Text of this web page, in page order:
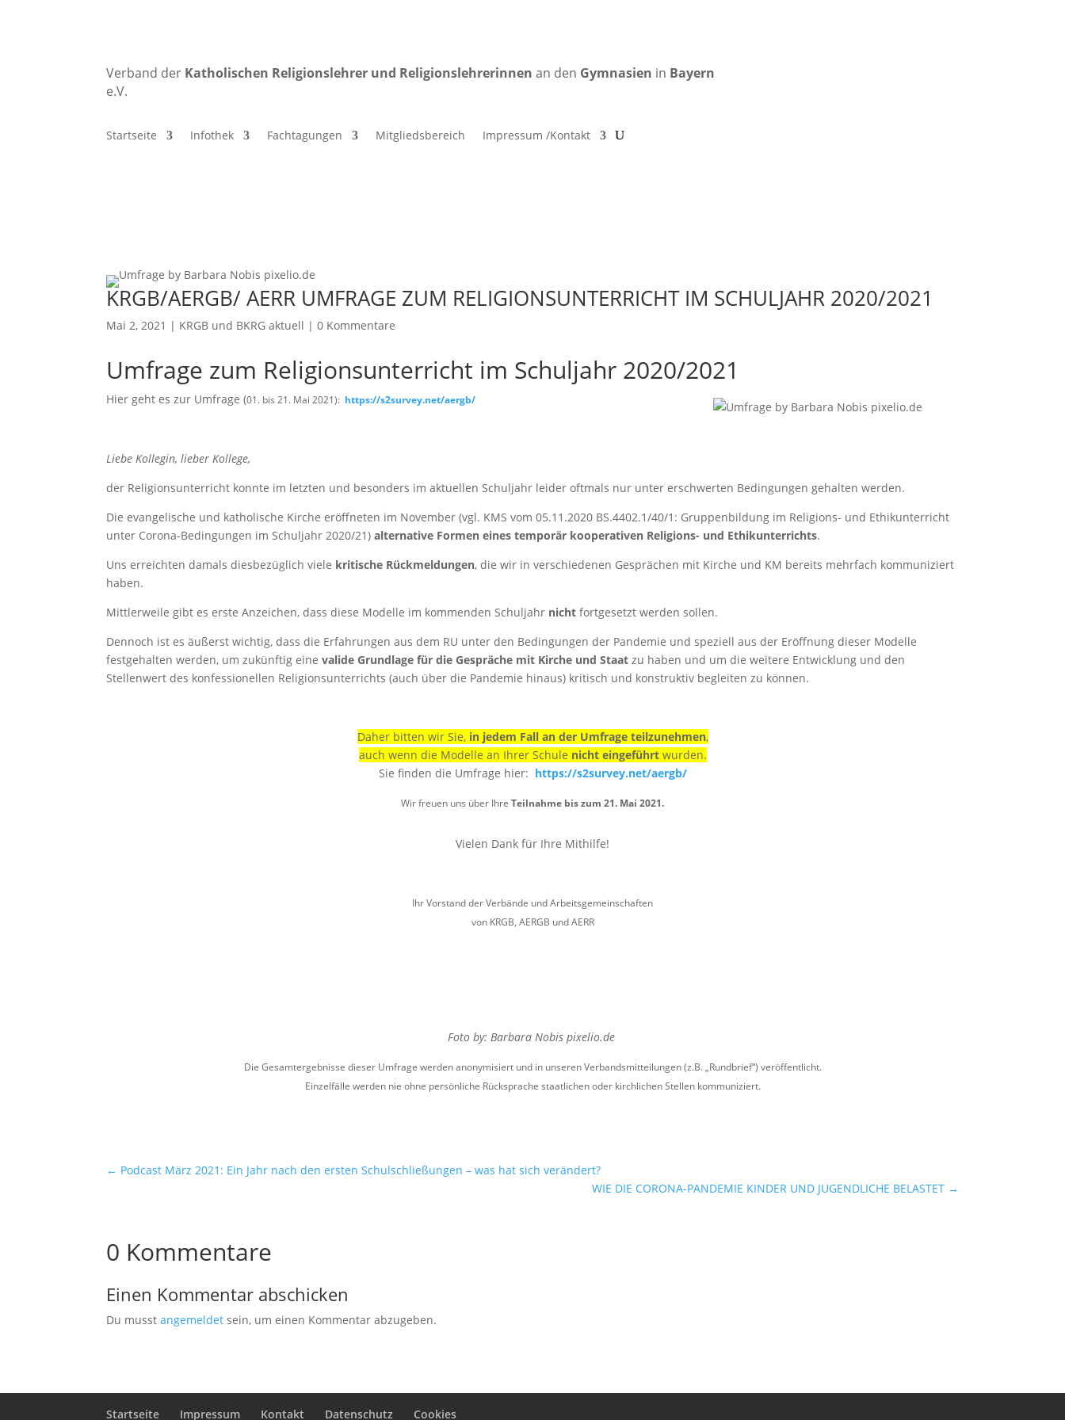
Verband der Katholischen Religionslehrer und Religionslehrerinnenan den Gymnasien in Bayern
e.V.
Startseite Infothek Fachtagungen Mitgliedsbereich Impressum /Kontakt
KRGB/AERGB/ AERR UMFRAGE ZUM RELIGIONSUNTERRICHT IM SCHULJAHR 2020/2021
Mai 2, 2021 | KRGB und BKRG aktuell |0 Kommentare
Umfrage zum Religionsunterricht im Schuljahr 2020/2021
Hier geht es zur Umfrage (01. bis 21. Mai 2021): https://s2survey.net/aergb/
Liebe Kollegin, lieber Kollege,
der Religionsunterricht konnte im letzten und besonders im aktuellen Schuljahr leider oftmals nur unter erschwerten Bedingungen gehalten werden.
Die evangelische und katholische Kirche eröffneten im November (vgl. KMS vom 05.11.2020 BS.4402.1/40/1: Gruppenbildung im Religions- und Ethikunterricht
unter Corona-Bedingungen im Schuljahr 2020/21)alternative Formen eines temporär kooperativen Religions- und Ethikunterrichts.
Uns erreichten damals diesbezüglich viele kritische Rückmeldungen, die wir in verschiedenen Gesprächen mit Kirche und KM bereits mehrfach kommuniziert
haben.
Mittlerweile gibt es erste Anzeichen, dass diese Modelle im kommenden Schuljahr nicht fortgesetzt werden sollen.
Dennoch ist es äußerst wichtig, dass die Erfahrungen aus dem RU unter den Bedingungen der Pandemie und speziell aus der Eröffnung dieser Modelle
festgehalten werden, um zukünftig einevalide Grundlage für die Gespräche mit Kirche und Staat zu haben und um die weitere Entwicklung und den
Stellenwert des konfessionellen Religionsunterrichts (auch über die Pandemie hinaus) kritisch und konstruktiv begleiten zu können.
Daher bitten wir Sie, in jedem Fall an der Umfrage teilzunehmen,
auch wenn die Modelle an Ihrer Schule nicht eingeführtwurden.
Sie finden die Umfrage hier: https://s2survey.net/aergb/
Wir freuen uns über Ihre Teilnahme bis zum 21. Mai 2021.
Vielen Dank für Ihre Mithilfe!
Ihr Vorstand der Verbände und Arbeitsgemeinschaften
von KRGB, AERGB und AERR
Foto by: Barbara Nobis pixelio.de
Die Gesamtergebnisse dieser Umfrage werden anonymisiert und in unseren Verbandsmitteilungen (z.B. „Rundbrief“) veröffentlicht.
Einzelfälle werden nie ohne persönliche Rücksprache staatlichen oder kirchlichen Stellen kommuniziert.
← Podcast März 2021: Ein Jahr nach den ersten Schulschließungen – was hat sich verändert?
WIE DIE CORONA-PANDEMIE KINDER UND JUGENDLICHE BELASTET→
0 Kommentare
Einen Kommentar abschicken
Du musstangemeldet sein, um einen Kommentar abzugeben.
Startseite Impressum Kontakt Datenschutz Cookies